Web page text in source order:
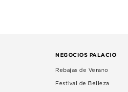
NEGOCIOS PALACIO
Rebajas de Verano
Festival de Belleza